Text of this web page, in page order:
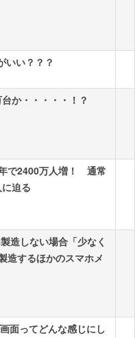
いい？？？
か・・・・・！？
で2400万人増！ 通常
迫る
造しない場合「少なく
造するほかのスマホメ
面ってどんな感じにし